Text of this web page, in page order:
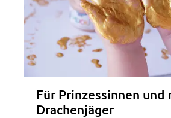
Für Prinzessinnen und
Drachenjäger